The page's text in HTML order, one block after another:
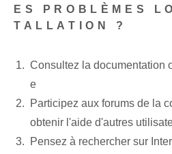
ES PROBLÈMES
TALLATION ?
Consultez la documentation
e
Participez aux forums de la
obtenir l'aide d'autres
Pensez à rechercher sur